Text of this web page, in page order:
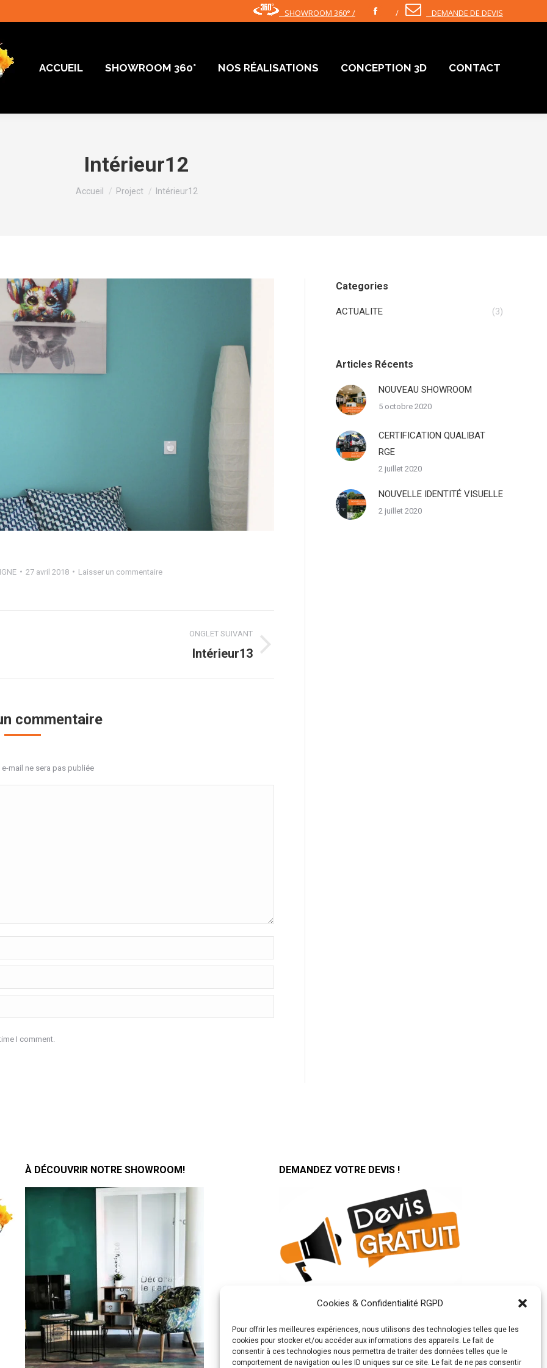
Cookies & Confidentialité RGPD
Pour offrir les meilleures expériences, nous utilisons des technologies telles que les
cookies pour stocker et/ou accéder aux informations des appareils. Le fait de
consentir à ces technologies nous permettra de traiter des données telles que le
comportement de navigation ou les ID uniques sur ce site. Le fait de ne pas consentir
SHOWROOM 360° / Facebook
/ DEMANDE DE DEVIS
ACCUEIL SHOWROOM 360° NOS RÉALISATIONS CONCEPTION 3D CONTACT
Intérieur12
Vous êtes ici :
Accueil Project Intérieur12
27 avril 2018 Laisser un commentaire
ONGLET SUIVANT
Intérieur13
commentaire
mail ne sera pas publiée
I comment.
Categories
ACTUALITE (3)
Articles Récents
NOUVEAU SHOWROOM
5 octobre 2020
CERTIFICATION QUALIBAT
RGE
2 juillet 2020
NOUVELLE IDENTITÉ VISUELLE
2 juillet 2020
À DÉCOUVRIR NOTRE SHOWROOM! DEMANDEZ VOTRE DEVIS !
SUIVEZ TOUTE NOTRE
ACTUALITÉ SUR :